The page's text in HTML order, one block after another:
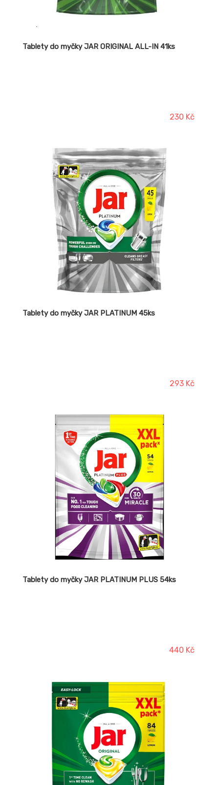
Tablety do myčky JAR ORIGINAL ALL-IN 41ks
230 Kč
Tablety do myčky JAR PLATINUM 45ks
293 Kč
Tablety do myčky JAR PLATINUM PLUS 54ks
440 Kč